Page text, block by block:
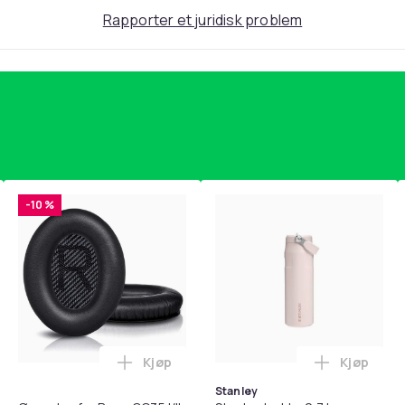
Rapporter et juridisk problem
- mage- og kjernetrening, yoga og
AG10 / LR1130 / LR54 / 189 / 10-pakning PKcell i
-10 %
Legg Øreputer for Bose QC35 I/II, QC25,
Kjøp
Stanley
Legg
Kjøp